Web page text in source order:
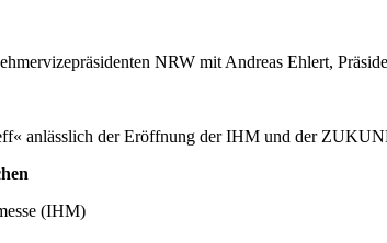
NRW mit Andreas Ehlert,
anlässlich der Eröffnung der IHM und der
(IHM)